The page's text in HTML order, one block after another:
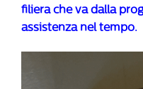
filiera che va dalla
assistenza nel tempo.